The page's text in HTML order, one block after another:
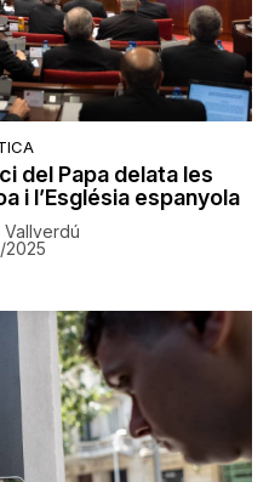
del Papa delata les
i l’Església espanyola
Vallverdú